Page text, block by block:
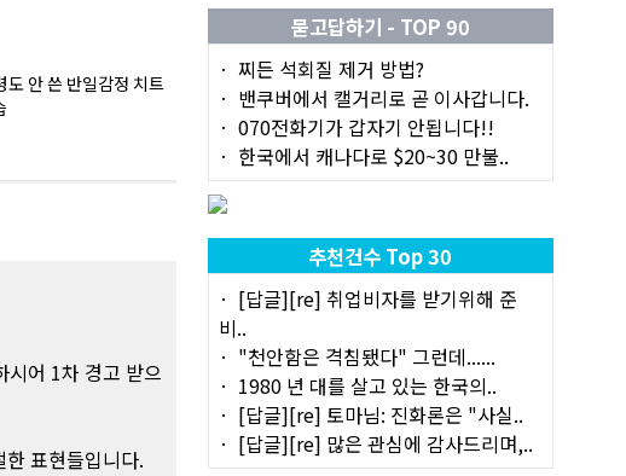
안 쓴 반일감정 치트
시어 1차 경고 받으
표현들입니다.
묻고답하기 - TOP 90
찌든 석회질 제거 방법?
밴쿠버에서 캘거리로 곧 이사갑니다.
070전화기가 갑자기 안됩니다!!
한국에서 캐나다로 $20~30 만불..
추천건수 Top 30
[답글][re] 취업비자를 받기위해 준
비..
"천안함은 격침됐다" 그런데......
1980 년 대를 살고 있는 한국의..
[답글][re] 토마님: 진화론은 "사실..
[답글][re] 많은 관심에 감사드리며,..